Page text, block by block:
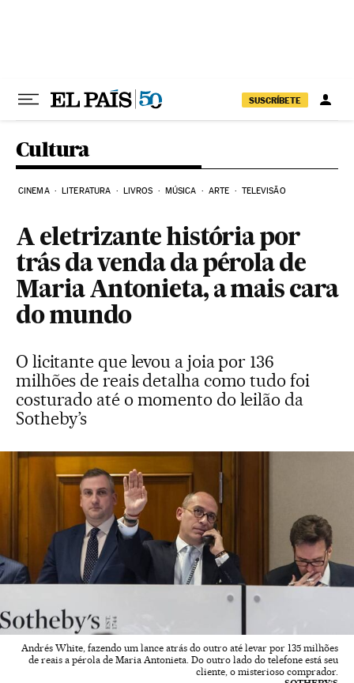
SUSCRÍBETE
Cultura
CINEMA LITERATURA LIVROS MÚSICA ARTE TELEVISÃO
A eletrizante história por
trás da venda da pérola de
Maria Antonieta, a mais cara
do mundo
O licitante que levou a joia por 136
milhões de reais detalha como tudo foi
costurado até o momento do leilão da
Sotheby’s
Andrés White, fazendo um lance atrás do outro até levar por 135 milhões
de reais a pérola de Maria Antonieta. Do outro lado do telefone está seu
cliente, o misterioso comprador.